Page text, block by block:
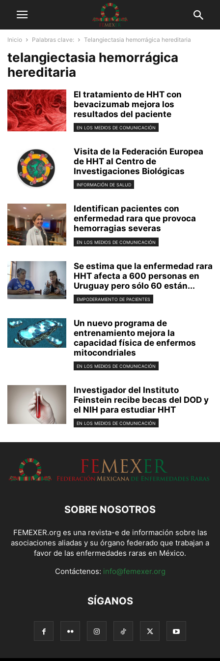
Inicio Palabras clave: Telangiectasia hemorrágica hereditaria
telangiectasia hemorrágica
hereditaria
El tratamiento de HHT con
bevacizumab mejora los
resultados del paciente
EN LOS MEDIOS DE COMUNICACIÓN
Visita de la Federación Europea
de HHT al Centro de
Investigaciones Biológicas
INFORMACIÓN DE SALUD
Identifican pacientes con
enfermedad rara que provoca
hemorragias severas
EN LOS MEDIOS DE COMUNICACIÓN
Se estima que la enfermedad rara
HHT afecta a 600 personas en
Uruguay pero sólo 60 están...
EMPODERAMIENTO DE PACIENTES
Un nuevo programa de
entrenamiento mejora la
capacidad física de enfermos
mitocondriales
EN LOS MEDIOS DE COMUNICACIÓN
Investigador del Instituto
Feinstein recibe becas del DOD y
el NIH para estudiar HHT
EN LOS MEDIOS DE COMUNICACIÓN
SOBRE NOSOTROS
FEMEXER.org es una revista-e de información sobre las
asociaciones aliadas y su órgano federado que trabajan a
favor de las enfermedades raras en México.
Contáctenos: info@femexer.org
SÍGANOS